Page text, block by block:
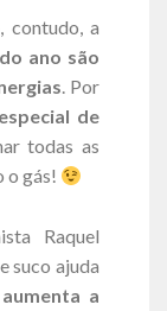
contudo, a
ano são
. Por
de
todas as
o gás!
Raquel
suco ajuda
aumenta a